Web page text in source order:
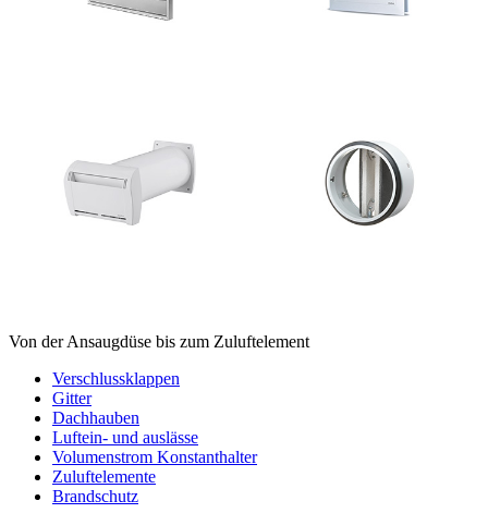
Von der Ansaugdüse bis zum Zuluftelement
Verschlussklappen
Gitter
Dachhauben
Luftein- und auslässe
Volumenstrom Konstanthalter
Zuluftelemente
Brandschutz